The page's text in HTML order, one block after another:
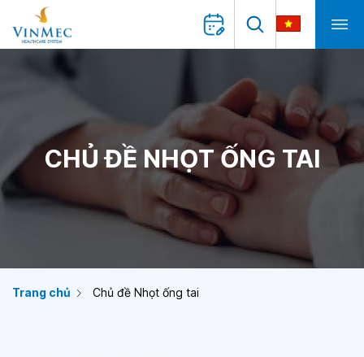
CHỦ ĐỀ NHỌT ỐNG TAI
Trang chủ Chủ đề Nhọt ống tai